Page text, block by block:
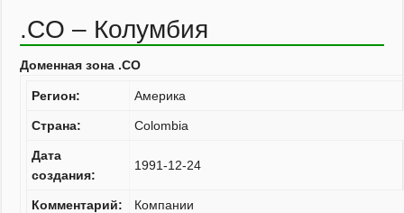
.CO – Колумбия
Доменная зона .CO
Регион: Америка
Страна: Colombia
Дата
создания:
1991-12-24
Комментарий: Компании